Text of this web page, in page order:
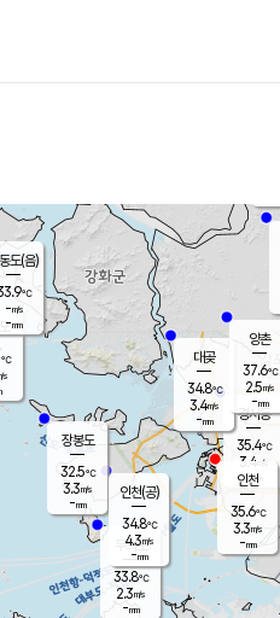
무의도
33.8℃
2.3m/s
-mm
℃
s
장봉도
32.5℃
3.3m/s
-mm
경서동
35.4℃
3.4 m/s
-mm
대곶
34.8℃
3.4m/s
-mm
양촌
37.6℃
2.5m/s
-mm
인천(공)
34.8℃
4.3m/s
-mm
도(음)
℃
-m/s
-mm
인천
35.6℃
3.3m/s
-mm